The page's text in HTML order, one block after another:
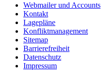
Webmailer und Accounts
Kontakt
Lagepläne
Konfliktmanagement
Sitemap
Barrierefreiheit
Datenschutz
Impressum